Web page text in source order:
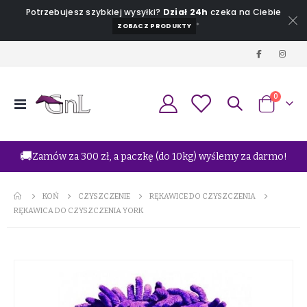
Potrzebujesz szybkiej wysyłki? Dział 24h czeka na Ciebie
ZOBACZ PRODUKTY *
Przełącznik
Koszyk
0
🚚Zamów za 300 zł, a paczkę (do 10kg) wyślemy za darmo!
KOŃ CZYSZCZENIE
RĘKAWICE DO CZYSZCZENIA
RĘKAWICA DO CZYSZCZENIA YORK